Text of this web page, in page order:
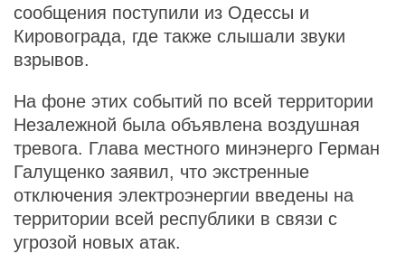
сообщения поступили из Одессы и
Кировограда, где также слышали звуки
взрывов.
На фоне этих событий по всей территории
Незалежной была объявлена воздушная
тревога. Глава местного минэнерго Герман
Галущенко заявил, что экстренные
отключения электроэнергии введены на
территории всей республики в связи с
угрозой новых атак.